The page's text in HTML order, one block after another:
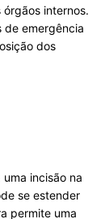
internos.
de emergência
dos
incisão na
se estender
permite uma